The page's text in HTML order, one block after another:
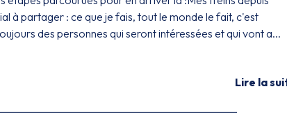
à partager : ce que je fais, tout le monde le fait, c'est
des personnes qui seront intéressées et qui vont a...
Lire la